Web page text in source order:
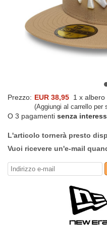
Prezzo: EUR 38,95 1 x albero
(Aggiungi al carrello per
O 3 pagamenti senza
L'articolo tornerà presto
Vuoi ricevere un'e-mail